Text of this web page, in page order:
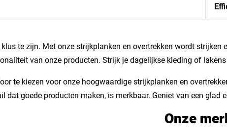
te zijn. Met onze strijkplanken en overtrekken wordt
van onze producten. Strijk je dagelijkse kleding of
te kiezen voor onze hoogwaardige strijkplanken en
dat goede producten maken, is merkbaar. Geniet van een
Onze